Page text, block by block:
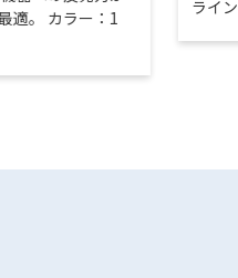
適。 カラー：1
ライ